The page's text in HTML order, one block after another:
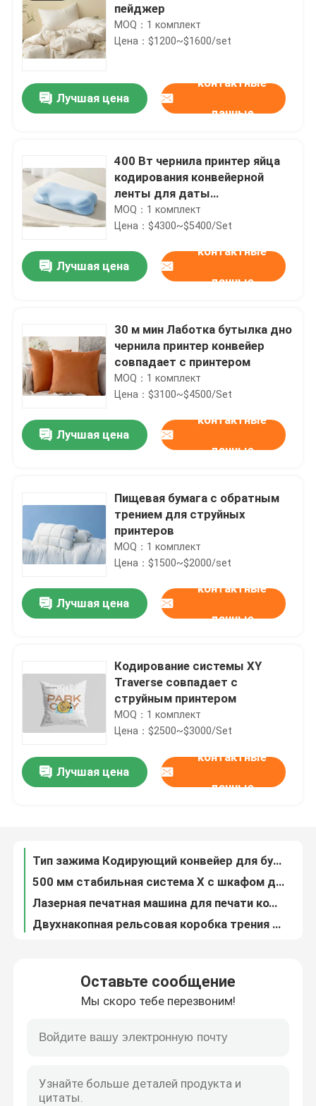
Домой
Видеозаписи
Экскурсия по заводу
Контроль качества
Запросите цитату
пейджер
MOQ：1 комплект
Цена：$1200~$1600/set
Лучшая цена
контактные
данные
400 Вт чернила принтер яйца
кодирования конвейерной
ленты для даты
напечатанного яйца
MOQ：1 комплект
Цена：$4300~$5400/Set
Лучшая цена
контактные
данные
30 м мин Лаботка бутылка дно
чернила принтер конвейер
совпадает с принтером
MOQ：1 комплект
Цена：$3100~$4500/Set
Лучшая цена
контактные
данные
Пищевая бумага с обратным
трением для струйных
принтеров
MOQ：1 комплект
Цена：$1500~$2000/set
Лучшая цена
контактные
данные
Кодирование системы XY
Traverse совпадает с
струйным принтером
MOQ：1 комплект
Цена：$2500~$3000/Set
Лучшая цена
контактные
данные
180 Вт двойной трения картонный кормильщик с простым приемником
Тип зажима Кодирующий конвейер для бутылок Консервы Картонные этикетки
Лазерная печатная машина для печати кода для бумаги
Оставьте сообщение
Мы скоро тебе перезвоним!